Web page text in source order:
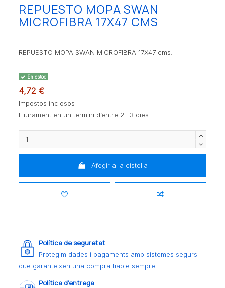
REPUESTO MOPA SWAN
MICROFIBRA 17X47 CMS
REPUESTO MOPA SWAN MICROFIBRA 17X47 cms.
En estoc
4,72 €
Impostos inclosos
Lliurament en un termini d’entre 2 i 3 dies
Afegir a la cistella
Política de seguretat
Protegim dades i pagaments amb sistemes segurs
que garanteixen una compra fiable sempre
Política d’entrega